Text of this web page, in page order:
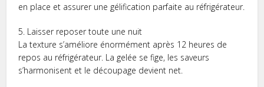
en place et assurer une gélification parfaite au réfrigérateur.
5. Laisser reposer toute une nuit
La texture s’améliore énormément après 12 heures de
repos au réfrigérateur. La gelée se fige, les saveurs
s’harmonisent et le découpage devient net.